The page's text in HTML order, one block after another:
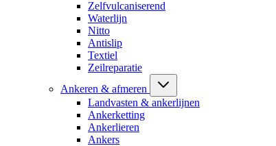
Zelfvulcaniserend
Waterlijn
Nitto
Antislip
Textiel
Zeilreparatie
Ankeren & afmeren
Landvasten & ankerlijnen
Ankerketting
Ankerlieren
Ankers